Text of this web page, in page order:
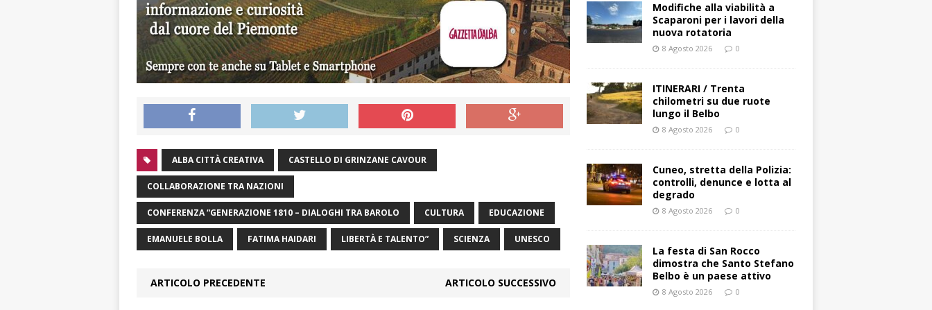
ALBA CITTÀ CREATIVA CASTELLO DI GRINZANE CAVOUR
COLLABORAZIONE TRA NAZIONI
CONFERENZA “GENERAZIONE 1810 – DIALOGHI TRA BAROLO CULTURA EDUCAZIONE
EMANUELE BOLLA FATIMA HAIDARI LIBERTÀ E TALENTO” SCIENZA UNESCO
ARTICOLO PRECEDENTE ARTICOLO SUCCESSIVO
Modifiche alla viabilità a
Scaparoni per i lavori della
nuova rotatoria
8 Agosto 2026 0
ITINERARI / Trenta
chilometri su due ruote
lungo il Belbo
8 Agosto 2026 0
Cuneo, stretta della Polizia:
controlli, denunce e lotta al
degrado
8 Agosto 2026 0
La festa di San Rocco
dimostra che Santo Stefano
Belbo è un paese attivo
8 Agosto 2026 0